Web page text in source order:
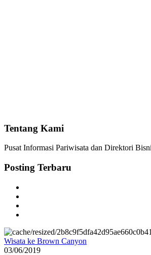
Tentang Kami
Pusat Informasi Pariwisata dan Direktori
Posting Terbaru
Wisata ke Brown Canyon
03/06/2019